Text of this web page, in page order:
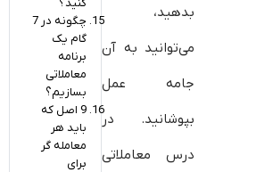
بدهید،
می‌توانید به آن
جامه عمل
بپوشانید. در
درس معاملاتی
چگونه در 7
گام یک
برنامه
معاملاتی
بسازیم؟
9 اصل که
باید هر
معامله گر
برای